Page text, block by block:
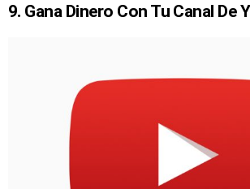
9. Gana Dinero Con Tu Canal De